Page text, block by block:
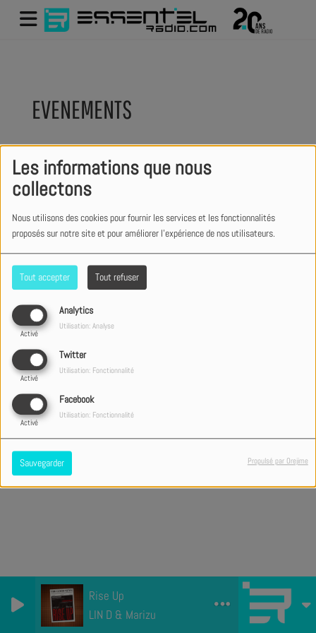
Les informations que nous
collectons
Nous utilisons des cookies pour fournir les services et les fonctionnalités
proposés sur notre site et pour améliorer l'expérience de nos utilisateurs.
Tout accepter Tout refuser
Analytics
Activé
Utilisation: Analyse
Twitter
Activé
Utilisation: Fonctionnalité
Facebook
Activé
Utilisation: Fonctionnalité
Sauvegarder Propulsé par Orejime
Rise Up
LIN D & Marizu
EVENEMENTS
Recherche par lieu
Recherche par date